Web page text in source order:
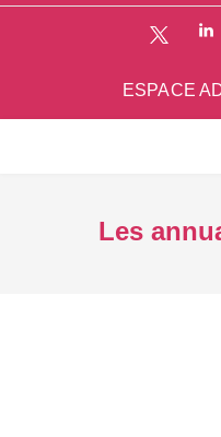
ESPACE
Les